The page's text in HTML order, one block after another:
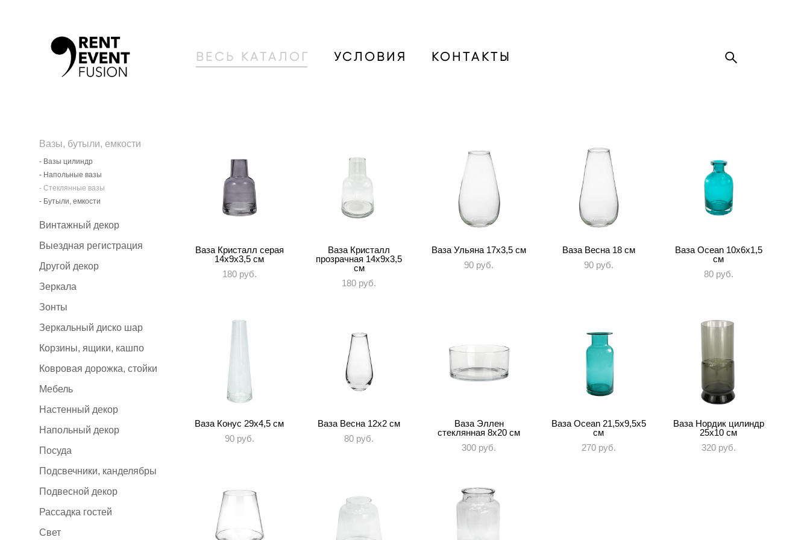
ВЕСЬ КАТАЛОГ УСЛОВИЯ КОНТАКТЫ
Вазы, бутыли, емкости
- Вазы цилиндр
- Напольные вазы
- Стеклянные вазы
- Бутыли, емкости
Винтажный декор
Выездная регистрация
Другой декор
Зеркала
Зонты
Зеркальный диско шар
Корзины, ящики, кашпо
Ковровая дорожка, стойки
Мебель
Настенный декор
Напольный декор
Посуда
Подсвечники, канделябры
Подвесной декор
Рассадка гостей
Свет
Ваза Кристалл серая
14х9х3,5 см
180 pуб.
Ваза Кристалл
прозрачная 14х9х3,5
см
180 pуб.
Ваза Ульяна 17х3,5 см
90 pуб.
Ваза Весна 18 см
90 pуб.
Ваза Ocean 10х6x1,5
см
80 pуб.
Ваза Конус 29х4,5 см
90 pуб.
Ваза Весна 12х2 см
80 pуб.
Ваза Эллен
стеклянная 8х20 см
300 pуб.
Ваза Ocean 21,5x9,5x5
см
270 pуб.
Ваза Нордик цилиндр
25х10 см
320 pуб.